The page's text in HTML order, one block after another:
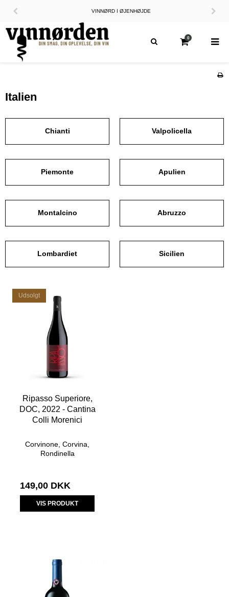
VINNØRD I ØJENHØJDE
0
Italien
Chianti Valpolicella
Piemonte Apulien
Montalcino Abruzzo
Lombardiet Sicilien
Udsolgt
Ripasso Superiore,
DOC, 2022 - Cantina
Colli Morenici
Corvinone, Corvina,
Rondinella
149,00 DKK
VIS PRODUKT